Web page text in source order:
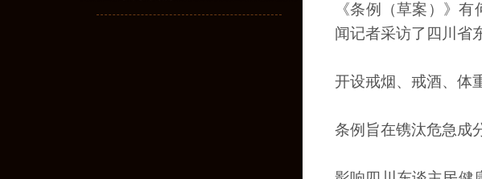
《条例（草案）》
闻记者采访了四川省
开设戒烟、戒酒、体
条例旨在镌汰危急成